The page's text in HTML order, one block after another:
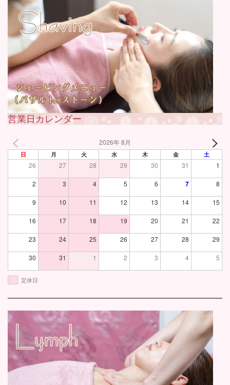
営業日カレンダー
2026年 8月
日 月 火 水 木 金 土
26 27 28 29 30 31 1
2 3 4 5 6 7 8
9 10 11 12 13 14 15
16 17 18 19 20 21 22
23 24 25 26 27 28 29
30 31 1 2 3 4 5
定休日